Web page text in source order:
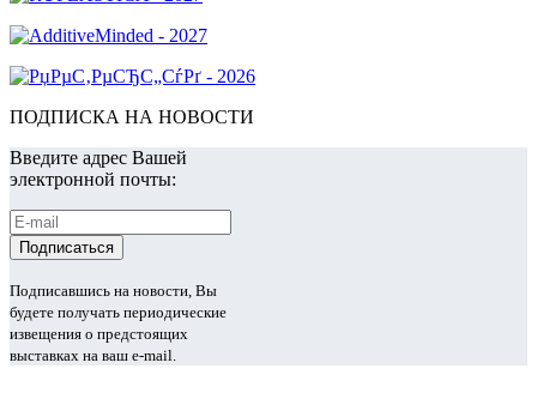
ПОДПИСКА НА НОВОСТИ
Введите адрес Вашей
электронной почты:
Подписавшись на новости, Вы
будете получать периодические
извещения о предстоящих
выставках на ваш e-mail.